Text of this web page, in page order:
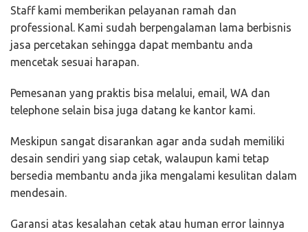
Staff kami memberikan pelayanan ramah dan
professional. Kami sudah berpengalaman lama berbisnis
jasa percetakan sehingga dapat membantu anda
mencetak sesuai harapan.
Pemesanan yang praktis bisa melalui, email, WA dan
telephone selain bisa juga datang ke kantor kami.
Meskipun sangat disarankan agar anda sudah memiliki
desain sendiri yang siap cetak, walaupun kami tetap
bersedia membantu anda jika mengalami kesulitan dalam
mendesain.
Garansi atas kesalahan cetak atau human error lainnya